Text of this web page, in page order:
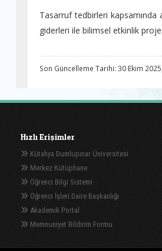
Tasarruf tedbirleri kapsamında
giderleri ile bilimsel etkinlik
Son Güncelleme Tarihi: 30 Ekim
Hızlı Erişimler
Kütahya Dumlupınar Üniversitesi
Merkez Kütüphane
Öğrenci Bilgi Sistemi
Öğrenci İşleri Daire Başkanlığı
Akademik Portal
Memnuniyet Bildirim Formu